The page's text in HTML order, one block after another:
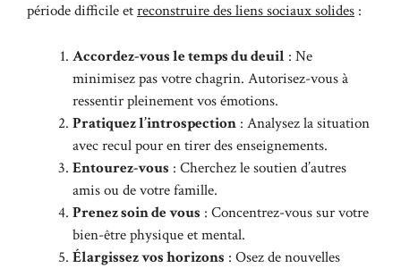
période difficile etreconstruire des liens sociaux solides :
Accordez-vous le temps du deuil : Ne
minimisez pas votre chagrin. Autorisez-vous à
ressentir pleinement vos émotions.
Pratiquez l’introspection : Analysez la situation
avec recul pour en tirer des enseignements.
Entourez-vous : Cherchez le soutien d’autres
amis ou de votre famille.
Prenez soin de vous : Concentrez-vous sur votre
bien-être physique et mental.
Élargissez vos horizons : Osez de nouvelles